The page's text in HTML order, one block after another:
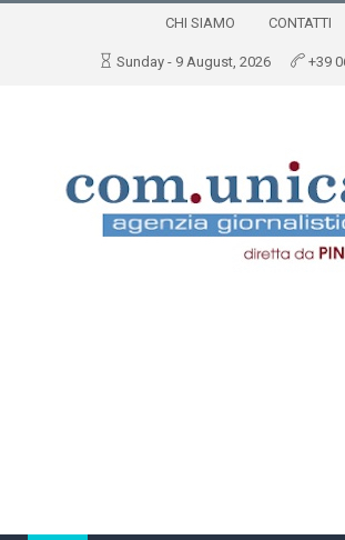
CHI SIAMO CONTATTI
Sunday - 9 August, 2026 +39